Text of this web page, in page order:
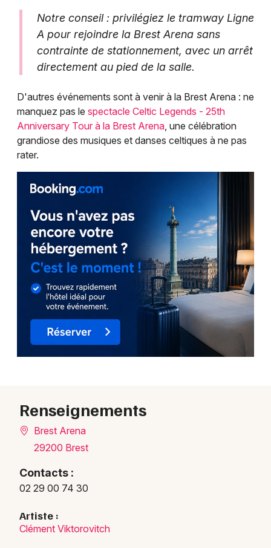
Notre conseil : privilégiez le tramway Ligne
A pour rejoindre la Brest Arena sans
contrainte de stationnement, avec un arrêt
directement au pied de la salle.
D'autres événements sont à venir à la Brest Arena : ne
manquez pas le spectacle Celtic Legends - 25th
Anniversary Tour à la Brest Arena, une célébration
grandiose des musiques et danses celtiques à ne pas
rater.
Renseignements
Brest Arena
29200 Brest
Contacts :
02 29 00 74 30
Artiste :
Clément Viktorovitch